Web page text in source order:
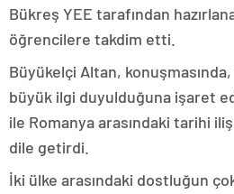
Bükreş YEE tarafından
öğrencilere takdim etti.
Büyükelçi Altan,
büyük ilgi duyulduğuna işaret
ile Romanya arasındaki tarihi
dile getirdi.
İki ülke arasındaki dostluğun